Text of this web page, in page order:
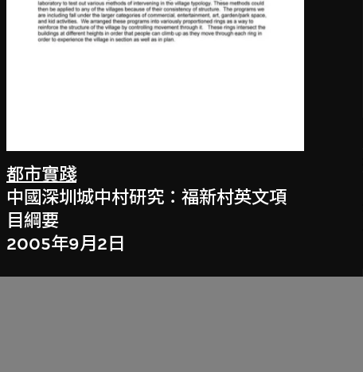
都市實踐
中國深圳城中村研究：福新村英文項
目綱要
2005年9月2日